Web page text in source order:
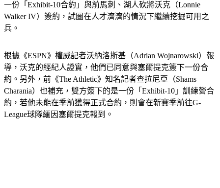
一份「Exhibit-10合約」與前馬刺、湖人砍將沃克（Lonnie
Walker IV）簽約，試圖在人才濟濟的情況下繼續挖掘可用之
兵。
根據《ESPN》權威記者沃納洛斯基（Adrian Wojnarowski）報
導，沃克的經紀人證實，他們已同意與塞爾提克簽下一份合
約。另外，前《The Athletic》知名記者查拉尼亞（Shams
Charania）也補充，雙方簽下的是一份「Exhibit-10」訓練營合
約，若他未能在季前獲得正式合約，則會在新賽季前往G-
League球隊緬因塞爾提克報到。